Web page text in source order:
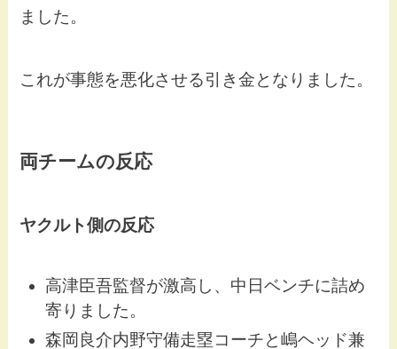
ました。
これが事態を悪化させる引き金となりました。
両チームの反応
ヤクルト側の反応
高津臣吾監督が激高し、中日ベンチに詰め
寄りました。
森岡良介内野守備走塁コーチと嶋ヘッド兼